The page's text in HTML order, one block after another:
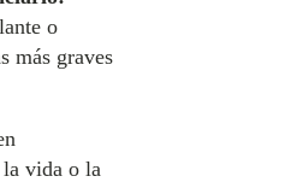
o
más graves
la vida o la